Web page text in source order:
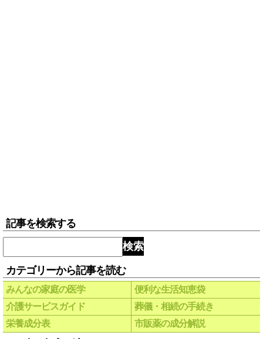
記事を検索する
検索
カテゴリーから記事を読む
みんなの家庭の医学
便利な生活知恵袋
介護サービスガイド
葬儀・相続の手続き
栄養成分表
市販薬の成分解説